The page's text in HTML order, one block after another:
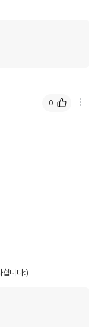
합니다:)
0